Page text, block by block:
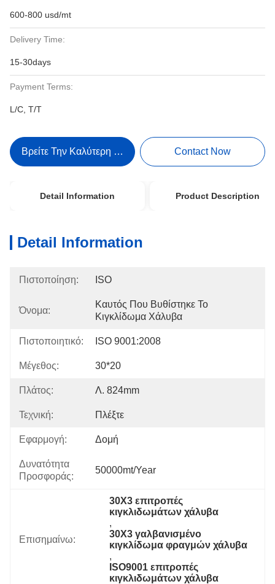
600-800 usd/mt
Delivery Time:
15-30days
Payment Terms:
L/C, T/T
Βρείτε Την Καλύτερη Τιμή Contact Now
Detail Information Product Description
Detail Information
Πιστοποίηση: ISO
Όνομα:
Καυτός Που Βυθίστηκε Το
Κιγκλίδωμα Χάλυβα
Πιστοποιητικό: ISO 9001:2008
Μέγεθος: 30*20
Πλάτος: Λ. 824mm
Τεχνική: Πλέξτε
Εφαρμογή: Δομή
Δυνατότητα
Προσφοράς:
50000mt/Year
Επισημαίνω:
30X3 επιτροπές
κιγκλιδωμάτων χάλυβα
,
30X3 γαλβανισμένο
κιγκλίδωμα φραγμών χάλυβα
,
ISO9001 επιτροπές
κιγκλιδωμάτων χάλυβα